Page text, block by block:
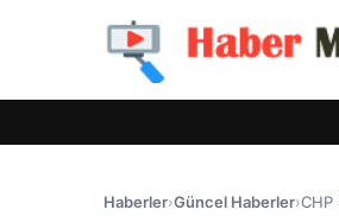
Haberler›Güncel Haberler›CHP